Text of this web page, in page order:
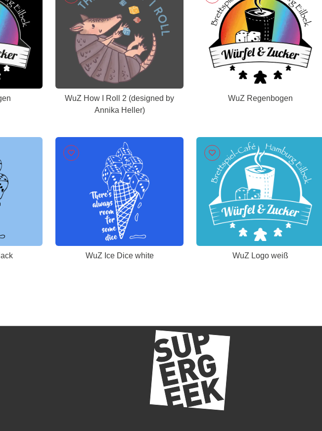
WuZ How I Roll 2 (designed by
Annika Heller)
WuZ Regenbogen
WuZ Ice Dice white WuZ Logo weiß